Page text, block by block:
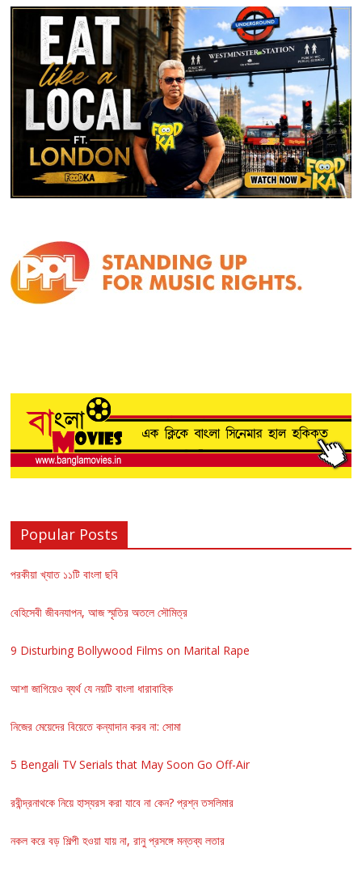
Popular Posts
পরকীয়া খ্যাত ১১টি বাংলা ছবি
বেহিসেবী জীবনযাপন, আজ স্মৃতির অতলে সৌমিত্র
9 Disturbing Bollywood Films on Marital Rape
আশা জাগিয়েও ব্যর্থ যে নয়টি বাংলা ধারাবাহিক
নিজের মেয়েদের বিয়েতে কন্যাদান করব না: সোমা
5 Bengali TV Serials that May Soon Go Off-Air
রবীন্দ্রনাথকে নিয়ে হাস্যরস করা যাবে না কেন? প্রশ্ন তসলিমার
নকল করে বড় শিল্পী হওয়া যায় না, রানু প্রসঙ্গে মন্তব্য লতার